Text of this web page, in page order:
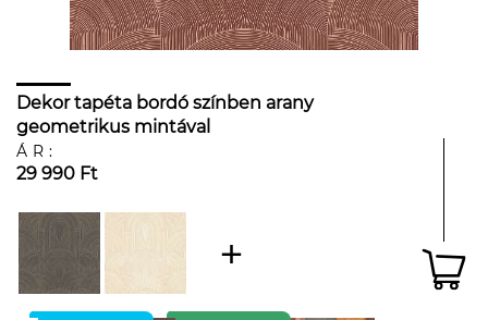
Dekor tapéta bordó színben arany
geometrikus mintával
ÁR:
29 990 Ft